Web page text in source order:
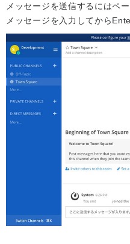
メッセージを送信するにはペ
メッセージを入力してから